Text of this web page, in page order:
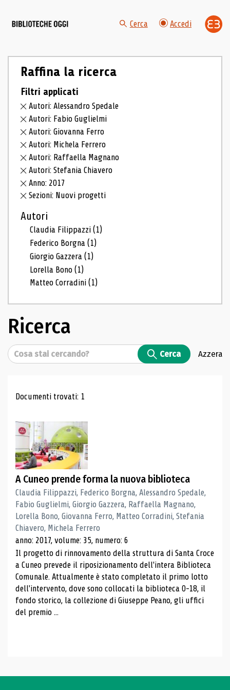
Cerca Accedi
Raffina la ricerca
Filtri applicati
Autori: Alessandro Spedale
Autori: Fabio Guglielmi
Autori: Giovanna Ferro
Autori: Michela Ferrero
Autori: Raffaella Magnano
Autori: Stefania Chiavero
Anno: 2017
Sezioni: Nuovi progetti
Autori
Claudia Filippazzi(1)
Federico Borgna(1)
Giorgio Gazzera(1)
Lorella Bono(1)
Matteo Corradini(1)
Ricerca
Cerca Cerca Azzera
Risultati di ricerca
Documenti trovati: 1
A Cuneo prende forma la nuova biblioteca
Claudia Filippazzi, Federico Borgna, Alessandro Spedale,
Fabio Guglielmi, Giorgio Gazzera, Raffaella Magnano,
Lorella Bono, Giovanna Ferro, Matteo Corradini, Stefania
Chiavero, Michela Ferrero
anno: 2017, volume: 35, numero: 6
Il progetto di rinnovamento della struttura di Santa Croce
a Cuneo prevede il riposizionamento dell'intera Biblioteca
Comunale. Attualmente è stato completato il primo lotto
dell'intervento, dove sono collocati la biblioteca 0-18, il
fondo storico, la collezione di Giuseppe Peano, gli uffici
del premio ...